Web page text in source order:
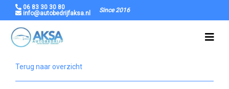
06 83 30 30 80
info@autobedrijfaksa.nl
Since 2016
Terug naar overzicht